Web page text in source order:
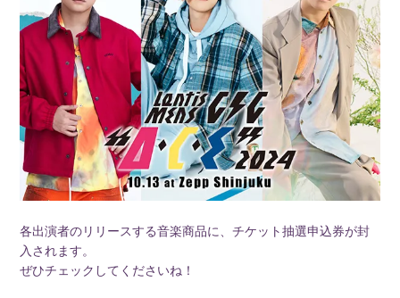
各出演者のリリースする音楽商品に、チケット抽選申込券が封
入されます。
ぜひチェックしてくださいね！